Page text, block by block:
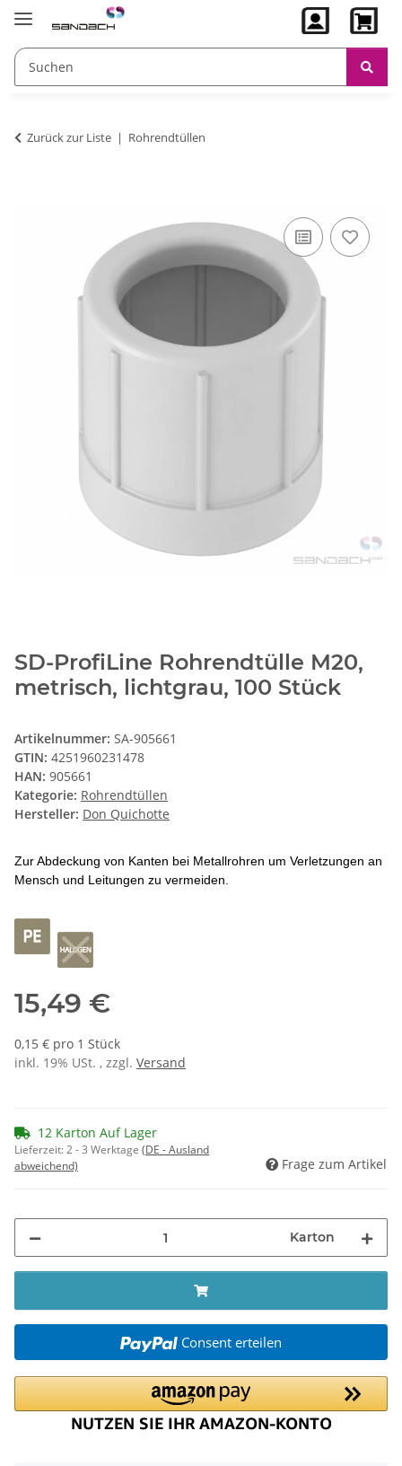
Zurück zur Liste Rohrendtüllen
SD-ProfiLine Rohrendtülle M20,
metrisch, lichtgrau, 100 Stück
Artikelnummer: SA-905661
GTIN: 4251960231478
HAN: 905661
Kategorie: Rohrendtüllen
Hersteller: Don Quichotte
Zur Abdeckung von Kanten bei Metallrohren um Verletzungen an
Mensch und Leitungen zu vermeiden.
15,49 €
0,15 € pro 1 Stück
inkl. 19% USt. , zzgl. Versand
12 Karton Auf Lager
Lieferzeit:2 - 3 Werktage (DE - Ausland
abweichend)
Frage zum Artikel
Karton
Consent erteilen